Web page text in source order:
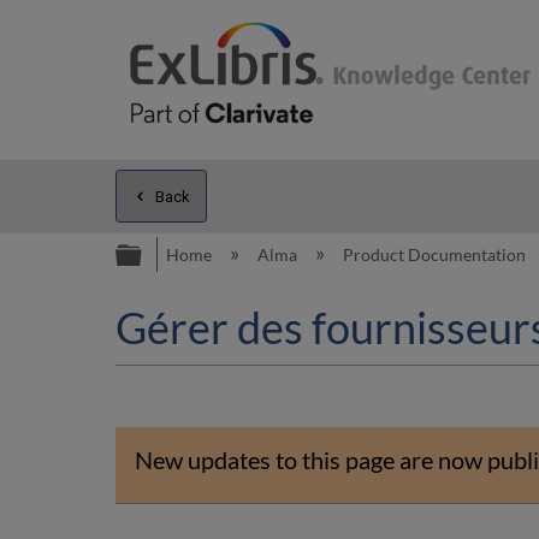
Back
Expand/collapse global
Home Alma Product Documentation
Gérer des
New updates to this page are now